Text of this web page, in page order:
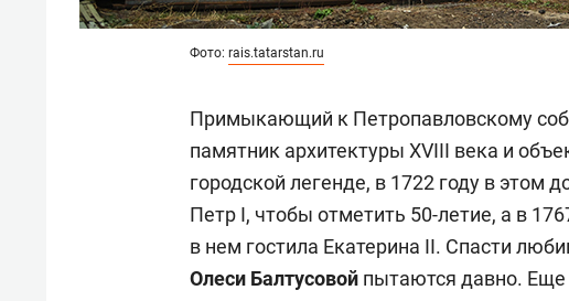
Фото: rais.tatarstan.ru
Примыкающий к Петропавловскому
памятник архитектуры XVIII века и
городской легенде, в 1722 году в этом
Петр I, чтобы отметить 50-летие, а в
в нем гостила Екатерина II. Спасти
Олеси Балтусовой пытаются давно. Еще